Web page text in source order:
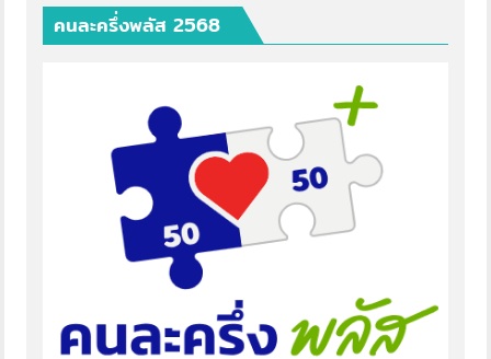
คนละครึ่งพลัส 2568